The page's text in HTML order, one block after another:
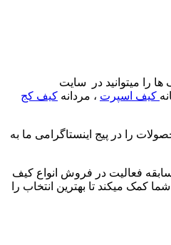
را میتوانید در سایت
کیف اسپرت ، مردانه کیف کج
را در پیج اینستاگرامی ما به
فعالیت در فروش انواع کیف
کمک میکند تا بهترین انتخاب را